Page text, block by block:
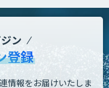
ン
登録
情報をお届けいたしま